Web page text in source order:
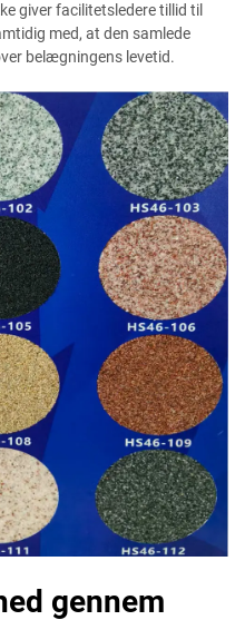
giver facilitetsledere tillid til
med, at den samlede
belægningens levetid.
gennem